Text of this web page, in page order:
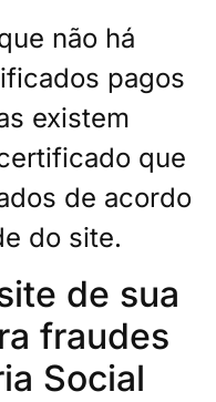
não há
pagos
existem
que
de acordo
do site.
de sua
fraudes
Social